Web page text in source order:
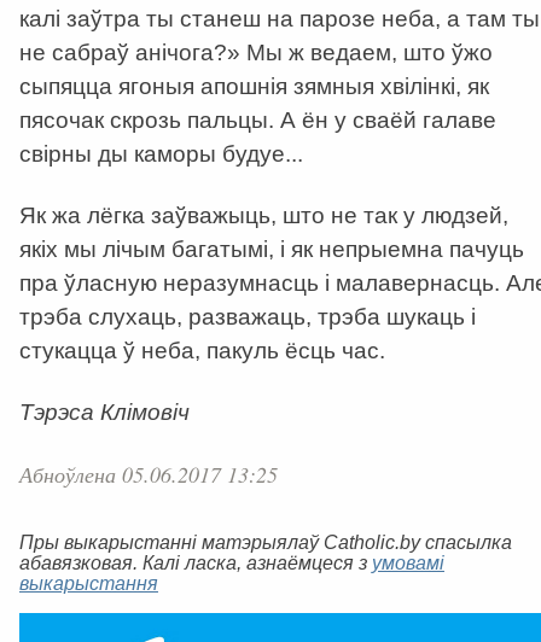
калі заўтра ты станеш на парозе неба, а там ты
не сабраў анічога?» Мы ж ведаем, што ўжо
сыпяцца ягоныя апошнія зямныя хвілінкі, як
пясочак скрозь пальцы. А ён у сваёй галаве
свірны ды каморы будуе...
Як жа лёгка заўважыць, што не так у людзей,
якіх мы лічым багатымі, і як непрыемна пачуць
пра ўласную неразумнасць і малавернасць.
трэба слухаць, разважаць, трэба шукаць і
стукацца ў неба, пакуль ёсць час.
Тэрэса Клімовіч
Абноўлена 05.06.2017 13:25
Пры выкарыстанні матэрыялаў Catholic.by спасылка
абавязковая. Калі ласка, азнаёмцеся з умовамі
выкарыстання